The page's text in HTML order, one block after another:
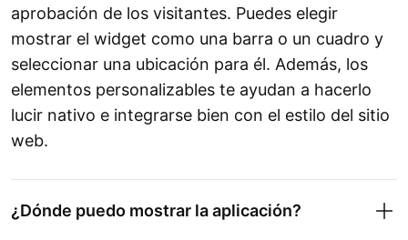
aprobación de los visitantes. Puedes elegir
mostrar el widget como una barra o un cuadro y
seleccionar una ubicación para él. Además, los
elementos personalizables te ayudan a hacerlo
lucir nativo e integrarse bien con el estilo del sitio
web.
¿Dónde puedo mostrar la aplicación?